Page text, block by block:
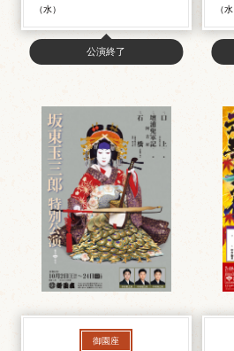
（水）
公演終了
（水
御園座